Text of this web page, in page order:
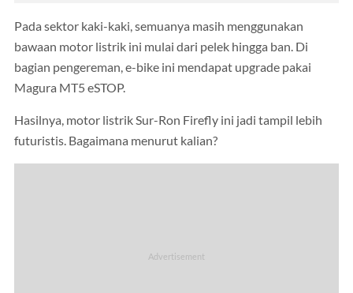
Pada sektor kaki-kaki, semuanya masih menggunakan
bawaan motor listrik ini mulai dari pelek hingga ban. Di
bagian pengereman, e-bike ini mendapat upgrade pakai
Magura MT5 eSTOP.
Hasilnya, motor listrik Sur-Ron Firefly ini jadi tampil lebih
futuristis. Bagaimana menurut kalian?